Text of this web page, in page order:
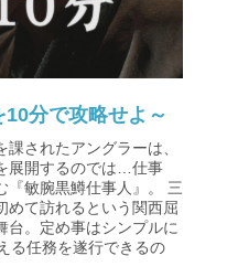
分で攻略せよ～
されたアングラーは、
展開するのでは…仕事
『敏腕黒鱒仕事人』。 三
めて訪れるという関西屈
台。定め事はシンプルに
る任務を遂行できるの